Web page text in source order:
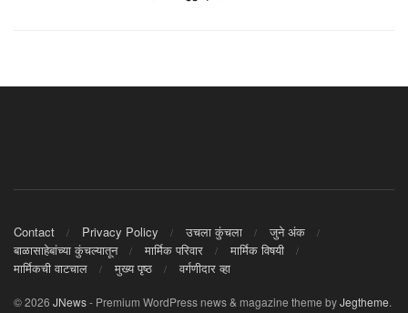
Contact Privacy Policy उचला कुंचला
जुने अंक
बाळासाहेबांच्या कुंचल्यातून
मार्मिक परिवार
मार्मिक विषयी
मार्मिकची वाटचाल
मुख्य पृष्ठ वर्गणीदार व्हा
© 2026 JNews- Premium WordPress news & magazine theme byJegtheme.